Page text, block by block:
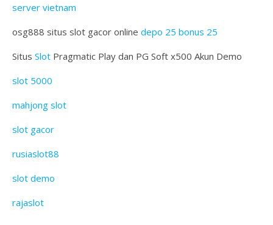
server vietnam
osg888 situs slot gacor online depo 25 bonus 25
Situs Slot Pragmatic Play dan PG Soft x500 Akun Demo
slot 5000
mahjong slot
slot gacor
rusiaslot88
slot demo
rajaslot